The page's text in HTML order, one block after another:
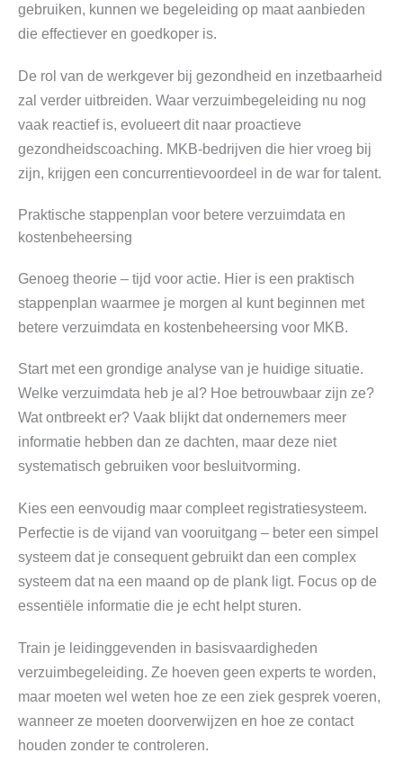
gebruiken, kunnen we begeleiding op maat aanbieden
die effectiever en goedkoper is.
De rol van de werkgever bij gezondheid en inzetbaarheid
zal verder uitbreiden. Waar verzuimbegeleiding nu nog
vaak reactief is, evolueert dit naar proactieve
gezondheidscoaching. MKB-bedrijven die hier vroeg bij
zijn, krijgen een concurrentievoordeel in de war for talent.
Praktische stappenplan voor betere verzuimdata en
kostenbeheersing
Genoeg theorie – tijd voor actie. Hier is een praktisch
stappenplan waarmee je morgen al kunt beginnen met
betere verzuimdata en kostenbeheersing voor MKB.
Start met een grondige analyse van je huidige situatie.
Welke verzuimdata heb je al? Hoe betrouwbaar zijn ze?
Wat ontbreekt er? Vaak blijkt dat ondernemers meer
informatie hebben dan ze dachten, maar deze niet
systematisch gebruiken voor besluitvorming.
Kies een eenvoudig maar compleet registratiesysteem.
Perfectie is de vijand van vooruitgang – beter een simpel
systeem dat je consequent gebruikt dan een complex
systeem dat na een maand op de plank ligt. Focus op de
essentiële informatie die je echt helpt sturen.
Train je leidinggevenden in basisvaardigheden
verzuimbegeleiding. Ze hoeven geen experts te worden,
maar moeten wel weten hoe ze een ziek gesprek voeren,
wanneer ze moeten doorverwijzen en hoe ze contact
houden zonder te controleren.